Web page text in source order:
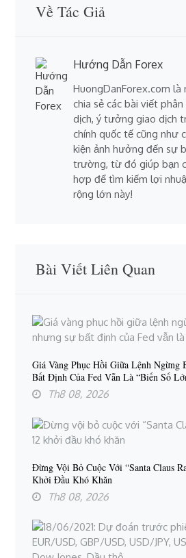
Về Tác Giả
Hướng Dẫn Forex
HuongDanForex.com
chia sẻ các bài viết
dịch, ý tưởng giao dịch
chính quốc tế cũng như
kiện ảnh hưởng đến sự
trường, từ đó giúp bạn
hợp để tìm kiếm lợi
rộng lớn này!
Bài Viết Liên Quan
Giá Vàng Phục Hồi Giữa Lệnh Ngừng
Bất Định Của Fed Vẫn Là “biến Số
Th8 08, 2026
Đừng Vội Bỏ Cuộc Với “Santa Claus
Khởi Đầu Khó Khăn
Th8 08, 2026